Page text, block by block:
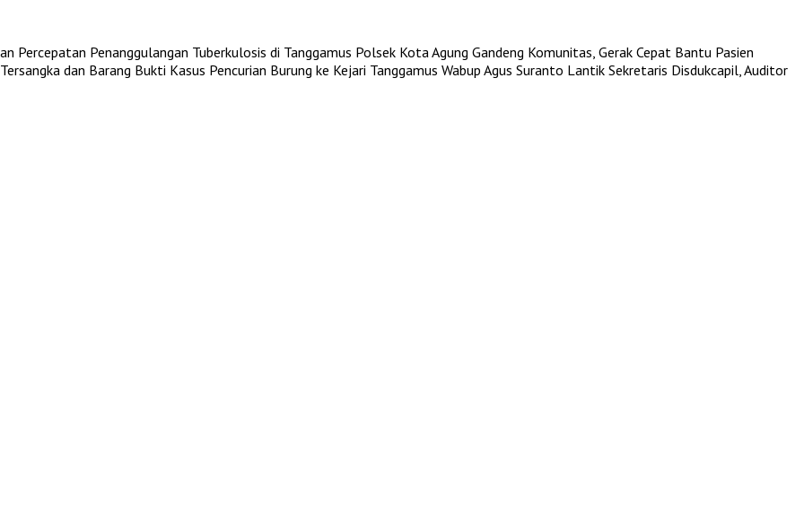
Percepatan Penanggulangan Tuberkulosis di Tanggamus Polsek Kota Agung Gandeng Komunitas, Gerak Cepat Bantu Pasien
dan Barang Bukti Kasus Pencurian Burung ke Kejari Tanggamus Wabup Agus Suranto Lantik Sekretaris Disdukcapil, Auditor